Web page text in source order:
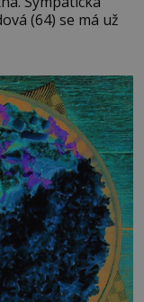
(64) se má už